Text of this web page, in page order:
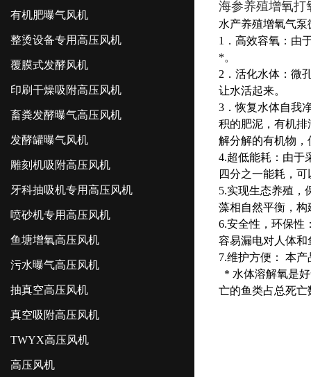
有机肥曝气风机
整烫设备专用高压风机
覆膜式发酵风机
印刷干燥吸附高压风机
畜粪发酵曝气高压风机
发酵罐曝气风机
雕刻机吸附高压风机
牙科抽吸机专用高压风机
喷砂机专用高压风机
鱼塘增氧高压风机
污水曝气高压风机
抽真空高压风机
真空吸附高压风机
TWYX高压风机
高压风机
海参养殖增氧打
水产养殖增氧气
1．高效容氧：由
*。
2．活化水体：微
让水活起来。
3．恢复水体自我
积的肥泥，有机
解分解的有机物
4.超低能耗：由于
四分之一能耗，
5.实现生态养殖，
藻相自然平衡，
6.安全性，环保性
容易漏电对人体
7.维护方便： 本
* 水体溶解氧是
亡的鱼类占总死亡